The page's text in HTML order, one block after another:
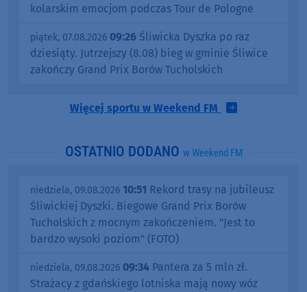
kolarskim emocjom podczas Tour de Pologne
piątek, 07.08.2026 09:26 Śliwicka Dyszka po raz
dziesiąty. Jutrzejszy (8.08) bieg w gminie Śliwice
zakończy Grand Prix Borów Tucholskich
Więcej sportu w Weekend FM
OSTATNIO DODANO w Weekend FM
niedziela, 09.08.2026 10:51 Rekord trasy na jubileusz
Śliwickiej Dyszki. Biegowe Grand Prix Borów
Tucholskich z mocnym zakończeniem. "Jest to
bardzo wysoki poziom" (FOTO)
niedziela, 09.08.2026 09:34 Pantera za 5 mln zł.
Strażacy z gdańskiego lotniska mają nowy wóz